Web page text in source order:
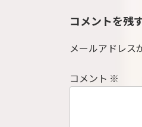
コメントを残
メールアドレス
コメント ※